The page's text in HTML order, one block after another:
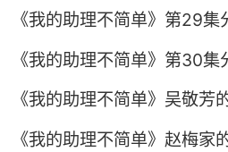
《我的助理不简单》第29集
《我的助理不简单》第30集
《我的助理不简单》吴敬芳
《我的助理不简单》赵梅家